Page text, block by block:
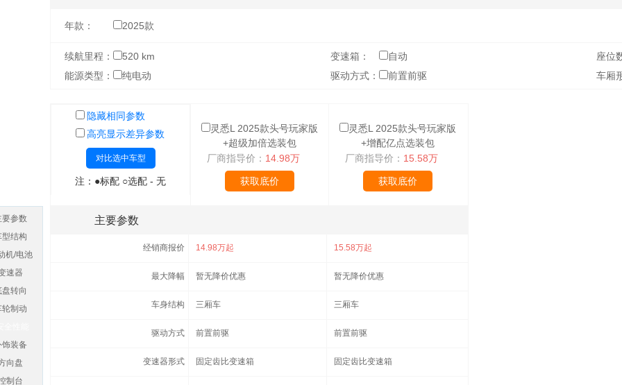
年款： 2025款
续航里程： 520 km 变速箱： 自动 座位
能源类型：
纯电动 驱动方式： 前置前驱 车厢
隐藏相同参数
高亮显示差异参数
对比选中车型
注：●标配 ○选配 - 无
灵悉L 2025款头号玩家版
+超级加倍选装包
厂商指导价： 14.98万
获取底价
灵悉L 2025款头号玩家版
+增配亿点选装包
厂商指导价： 15.58万
获取底价
主要参数
经销商报价 14.98万起 15.58万起
最大降幅 暂无降价优惠 暂无降价优惠
车身结构 三厢车 三厢车
驱动方式 前置前驱 前置前驱
变速器形式 固定齿比变速箱 固定齿比变速箱
要参数
型结构
机/电池
速器
盘转向
轮制动
饰装备
向盘
制台